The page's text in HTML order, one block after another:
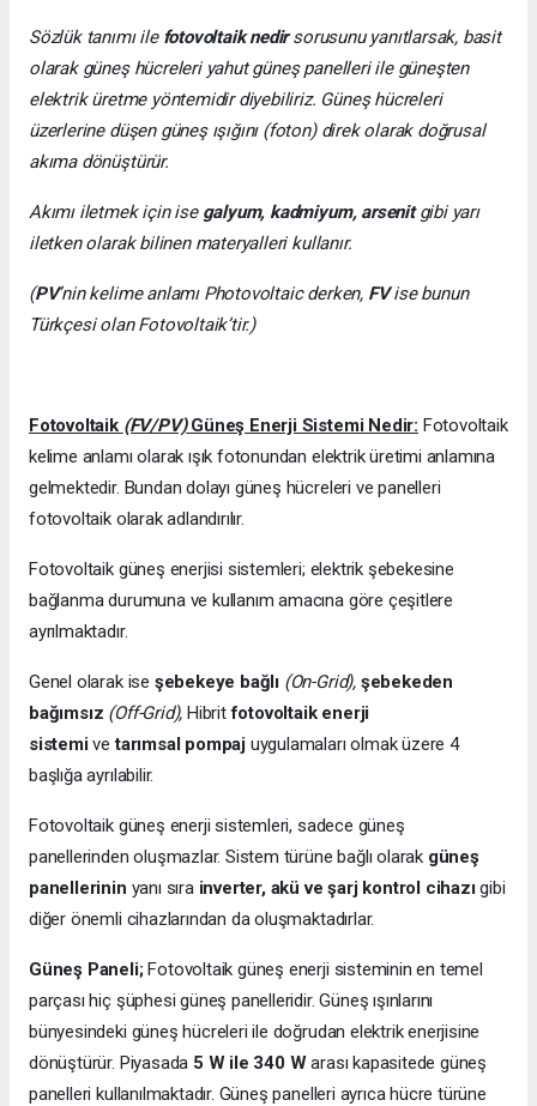
Sözlük tanımı ile fotovoltaik nedirsorusunu yanıtlarsak, basit
olarak güneş hücreleri yahut güneş panelleri ile güneşten
elektrik üretme yöntemidir diyebiliriz. Güneş hücreleri
üzerlerine düşen güneş ışığını (foton) direk olarak doğrusal
akıma dönüştürür.
Akımı iletmek için ise galyum, kadmiyum, arsenitgibi yarı
iletken olarak bilinen materyalleri kullanır.
(PV’nin kelime anlamı Photovoltaic derken, FVise bunun
Türkçesi olan Fotovoltaik’tir.)
Fotovoltaik (FV/PV)Güneş Enerji Sistemi Nedir: Fotovoltaik
kelime anlamı olarak ışık fotonundan elektrik üretimi anlamına
gelmektedir. Bundan dolayı güneş hücreleri ve panelleri
fotovoltaik olarak adlandırılır.
Fotovoltaik güneş enerjisi sistemleri; elektrik şebekesine
bağlanma durumuna ve kullanım amacına göre çeşitlere
ayrılmaktadır.
Genel olarak ise şebekeye bağlı (On-Grid), şebekeden
bağımsız (Off-Grid), Hibritfotovoltaik enerji
sistemivetarımsal pompaj uygulamaları olmak üzere 4
başlığa ayrılabilir.
Fotovoltaik güneş enerji sistemleri, sadece güneş
panellerinden oluşmazlar. Sistem türüne bağlı olarak güneş
panellerinin yanı sıra inverter, akü ve şarj kontrol cihazıgibi
diğer önemli cihazlarından da oluşmaktadırlar.
Güneş Paneli;Fotovoltaik güneş enerji sisteminin en temel
parçası hiç şüphesi güneş panelleridir. Güneş ışınlarını
bünyesindeki güneş hücreleri ile doğrudan elektrik enerjisine
dönüştürür. Piyasada 5 W ile 340 Warası kapasitede güneş
panelleri kullanılmaktadır. Güneş panelleri ayrıca hücre türüne